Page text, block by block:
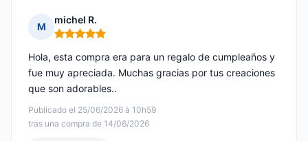
M
michel R.
Nota: 5 de 5
Publicado el 25/06/2026 à 10h59
tras una compra de 14/06/2026
Hola, esta compra era para un regalo de cumpleaños y
fue muy apreciada. Muchas gracias por tus creaciones
que son adorables..